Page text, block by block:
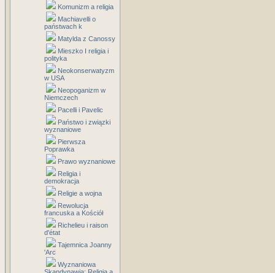
Komunizm a religia
Machiavelli o
państwach k
Matylda z Canossy
Mieszko I religia i
polityka
Neokonserwatyzm
w USA
Neopoganizm w
Niemczech
Pacelli i Pavelic
Państwo i związki
wyznaniowe
Pierwsza
Poprawka
Prawo wyznaniowe
Religia i
demokracja
Religie a wojna
Rewolucja
francuska a Kościół
Richelieu i raison
d'état
Tajemnica Joanny
'Arc
Wyznaniowa